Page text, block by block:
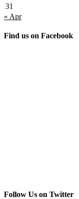
31
« Apr
Find us on Facebook
Follow Us on Twitter